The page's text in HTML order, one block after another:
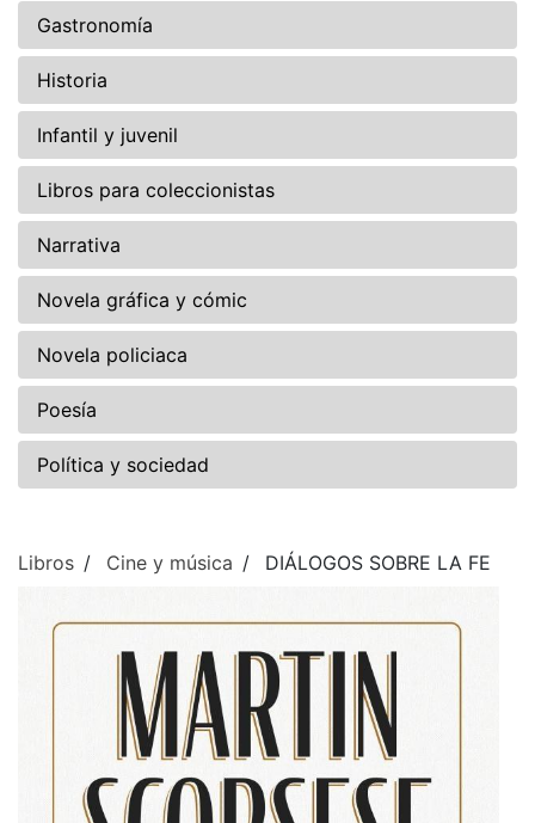
Gastronomía
Historia
Infantil y juvenil
Libros para coleccionistas
Narrativa
Novela gráfica y cómic
Novela policiaca
Poesía
Política y sociedad
Libros Cine y música DIÁLOGOS SOBRE LA FE